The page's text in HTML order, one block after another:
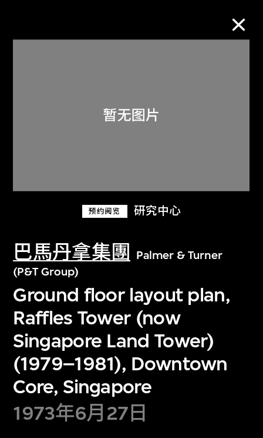
预约阅览 研究中心
巴馬丹拿集團
Palmer & Turner
(P&T Group)
Ground floor layout plan,
Raffles Tower (now
Singapore Land Tower)
(1979–1981), Downtown
Core, Singapore
1973年6月27日
关于M+藏品
探索世界顶级的二十及二十一世纪视觉
文化藏品。